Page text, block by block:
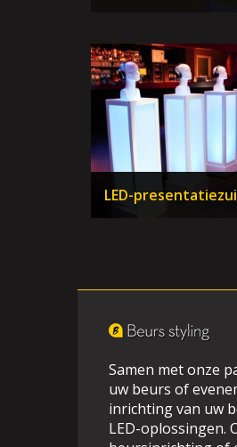
LED-
Samen met onze
uw beurs of
inrichting van uw
LED-oplossingen.